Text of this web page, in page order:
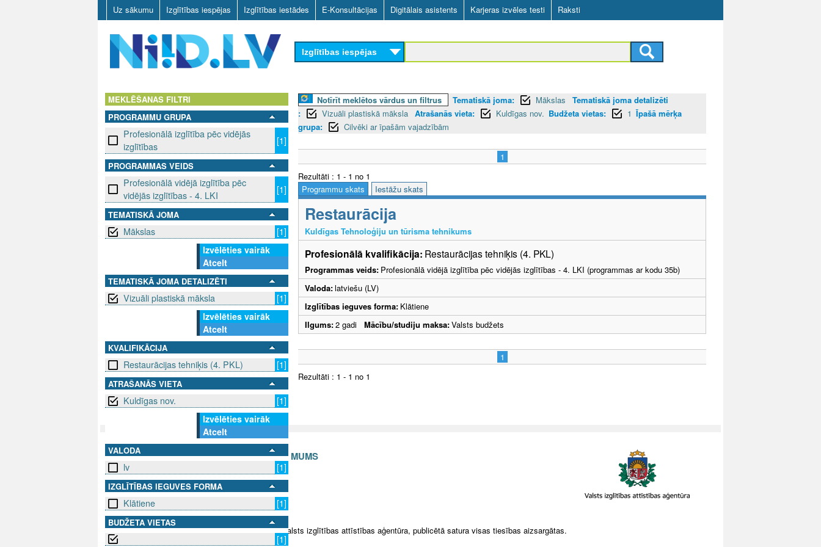
Skip
to
main
content
Uz sākumu Izglītības iespējas Izglītības iestādes E-Konsultācijas Digitālais asistents Karjeras izvēles testi Raksti
D
L
V
Izglītības iespējas
MEKLĒŠANAS FILTRI
PROGRAMMU GRUPA
Profesionālā izglītība pēc vidējās
izglītības
[1]
PROGRAMMAS VEIDS
Profesionālā vidējā izglītība pēc
vidējās izglītības - 4. LKI
[1]
TEMATISKĀ JOMA
Mākslas
[1]
Izvēlēties vairāk
Atcelt
TEMATISKĀ JOMA DETALIZĒTI
Vizuāli plastiskā māksla
[1]
Izvēlēties vairāk
Atcelt
KVALIFIKĀCIJA
Restaurācijas tehniķis (4. PKL) [1]
ATRAŠANĀS VIETA
Kuldīgas nov.
[1]
Izvēlēties vairāk
Atcelt
VALODA
lv [1]
IZGLĪTĪBAS IEGUVES FORMA
Klātiene [1]
BUDŽETA VIETAS
[1]
Notīrīt meklētos vārdus un filtrus Tematiskā joma: Mākslas
Tematiskā joma detalizēti
:
Vizuāli plastiskā māksla Atrašanās vieta: Kuldīgas nov. Budžeta vietas: 1 Īpašā mērķa
grupa:
Cilvēki ar īpašām vajadzībām
1
Rezultāti : 1 - 1 no 1
Programmu skats
Iestāžu skats
Restaurācija
Kuldīgas Tehnoloģiju un tūrisma tehnikums
Profesionālā kvalifikācija: Restaurācijas tehniķis (4. PKL)
Programmas veids: Profesionālā vidējā izglītība pēc vidējās izglītības - 4. LKI (programmas ar kodu 35b)
Valoda:latviešu (LV)
Izglītības ieguves forma: Klātiene
Ilgums:2 gadi Mācību/studiju maksa:Valsts budžets
1
Rezultāti : 1 - 1 no 1
SEKO MUMS SAZINIES AR MUMS
info@niid.lv
© 2025 Valsts izglītības attīstības aģentūra, publicētā satura visas tiesības aizsargātas.